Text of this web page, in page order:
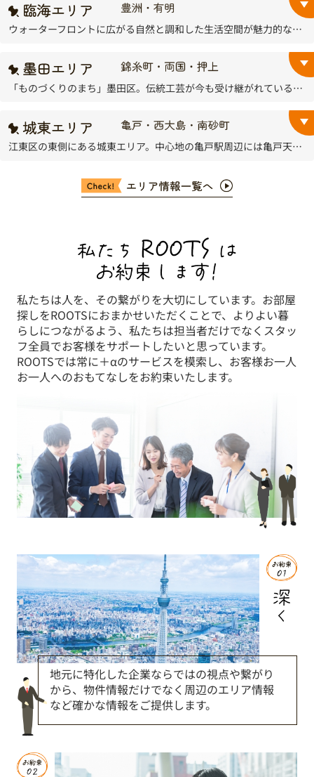
ウォーターフロントに広がる自然と調和した生活空間が魅力的な豊洲は、大規模な開発により高層マンションが数多く建設されている、都内でも屈指の注目エリアです。
「ものづくりのまち」墨田区。伝統工芸が今も受け継がれているのはもちろん、若手作家が一所懸命に新しい工芸品を生み出そうとしているのが職人町墨田の基盤です。
江東区の東側にある城東エリア。中心地の亀戸駅周辺には亀戸天神社や亀戸七福神の寺社などが点在し、各所で咲く藤や梅など季節の花々を楽しみながらの散策がおすすめです。
私たちは人を、その繋がりを大切にしています。お部屋
探しをROOTSにおまかせいただくことで、よりよい暮
らしにつながるよう、私たちは担当者だけでなくスタッ
フ全員でお客様をサポートしたいと思っています。
ROOTSでは常に＋αのサービスを模索し、お客様お一人
お一人へのおもてなしをお約束いたします。
地元に特化した企業ならではの視点や繋がり
から、物件情報だけでなく周辺のエリア情報
など確かな情報をご提供します。